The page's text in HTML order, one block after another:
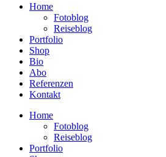
Home
Fotoblog
Reiseblog
Portfolio
Shop
Bio
Abo
Referenzen
Kontakt
Home
Fotoblog
Reiseblog
Portfolio